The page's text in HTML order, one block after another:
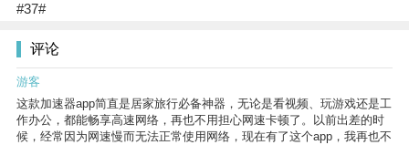
#37#
评论
游客
这款加速器app简直是居家旅行必备神器，无论是看视频、玩游戏还是工
作办公，都能畅享高速网络，再也不用担心网速卡顿了。以前出差的时
候，经常因为网速慢而无法正常使用网络，现在有了这个app，我再也不